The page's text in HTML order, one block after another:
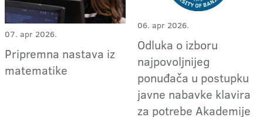
07. apr 2026.
Pripremna nastava iz
matematike
06. apr 2026.
Odluka o izboru
najpovoljnijeg
ponuđača u postupku
javne nabavke klavira
za potrebe Akademije